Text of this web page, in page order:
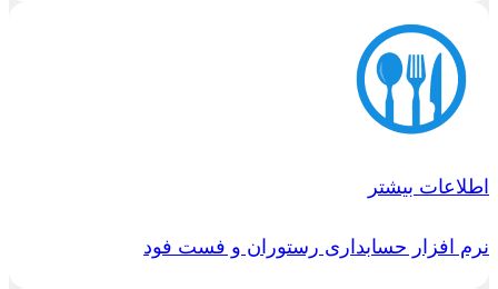
اطلاعات بیشتر
نرم افزار حسابداری رستوران و فست فود